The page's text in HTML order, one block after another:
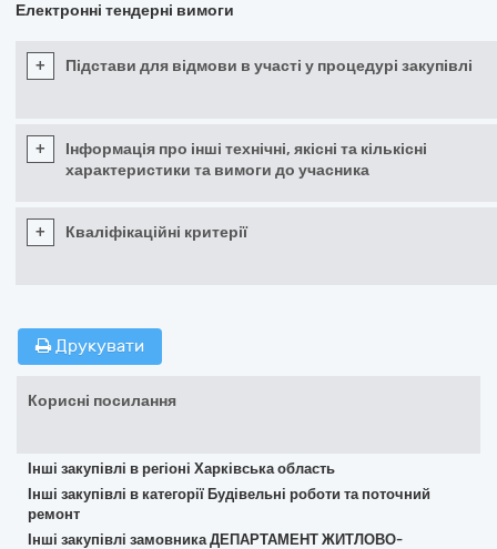
Електронні тендерні вимоги
+ Підстави для відмови в участі у процедурі закупівлі
+
Інформація про інші технічні, якісні та кількісні
характеристики та вимоги до учасника
+ Кваліфікаційні критерії
Друкувати
Корисні посилання
Інші закупівлі в регіоні Харківська область
Інші закупівлі в категорії Будівельні роботи та поточний
ремонт
Інші закупівлі замовника ДЕПАРТАМЕНТ ЖИТЛОВО-